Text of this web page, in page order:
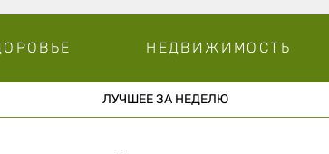
НЕДВИЖИМОСТЬ
ЛУЧШЕЕ ЗА НЕДЕЛЮ